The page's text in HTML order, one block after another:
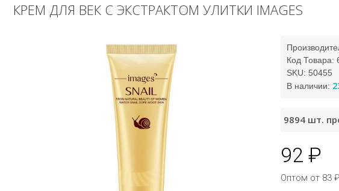
Крем для рук и ног с
мочевиной и
витамином Е Images,
КРЕМ ДЛЯ ВЕК С ЭКСТРАКТОМ УЛИТКИ IMAGES
Код Товара:
SKU: 50455
В наличии:
9894 шт.
92 ₽
Оптом от 83 ₽